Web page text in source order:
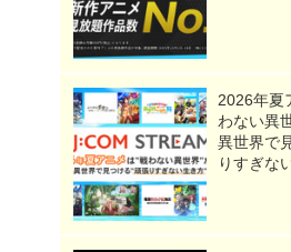
2026年夏
わない異
異世界で
りすぎな